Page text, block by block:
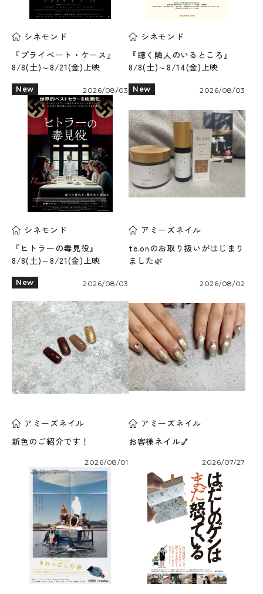
シネモンド
『プライベート・ケース』
8/8(土)～8/21(金)上映
New 2026/08/03
シネモンド
『聴く隣人のいるところ』
8/8(土)～8/14(金)上映
New 2026/08/03
シネモンド
『ヒトラーの毒見役』
8/8(土)～8/21(金)上映
New 2026/08/03
アミーズネイル
te.onのお取り扱いがはじまり
ました🌿‬
2026/08/02
アミーズネイル
新色のご紹介です！
2026/08/01
アミーズネイル
お客様ネイル💅
2026/07/27